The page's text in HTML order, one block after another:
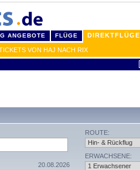
ANGEBOTE FLÜGE DIREKTFLÜGE
VON HAJ NACH RIX
20.08.2026
ROUTE:
ERWACHSENE: